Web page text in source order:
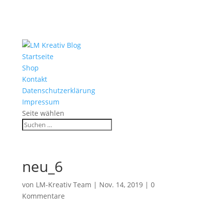
Startseite
Shop
Kontakt
Datenschutzerklärung
Impressum
Seite wählen
neu_6
von LM-Kreativ Team | Nov. 14, 2019| 0
Kommentare